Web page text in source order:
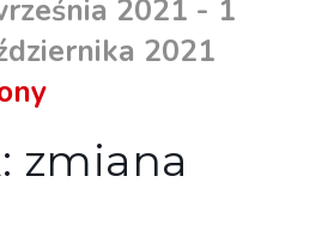
2021 - 1
2021
zmiana